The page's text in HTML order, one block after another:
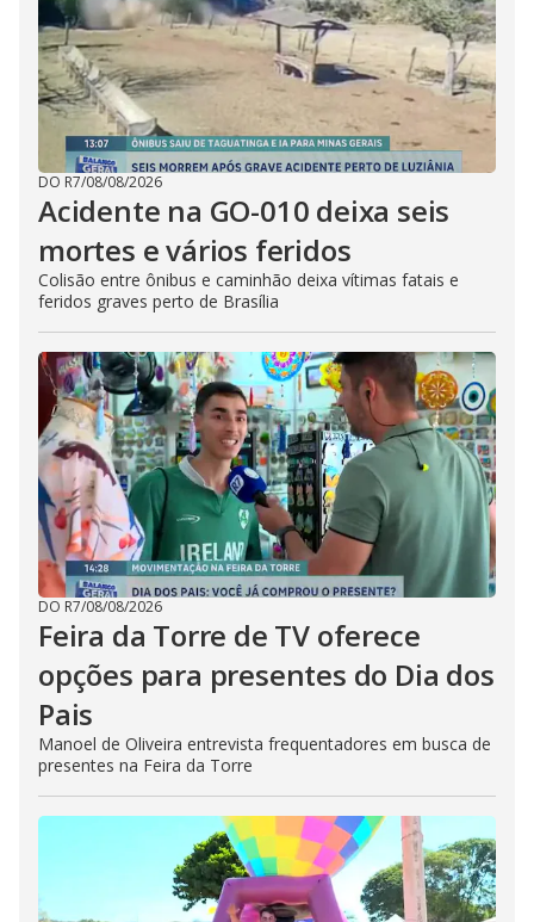
DO R7/08/08/2026
Acidente na GO-010 deixa seis
mortes e vários feridos
Colisão entre ônibus e caminhão deixa vítimas fatais e
feridos graves perto de Brasília
DO R7/08/08/2026
Feira da Torre de TV oferece
opções para presentes do Dia dos
Pais
Manoel de Oliveira entrevista frequentadores em busca de
presentes na Feira da Torre